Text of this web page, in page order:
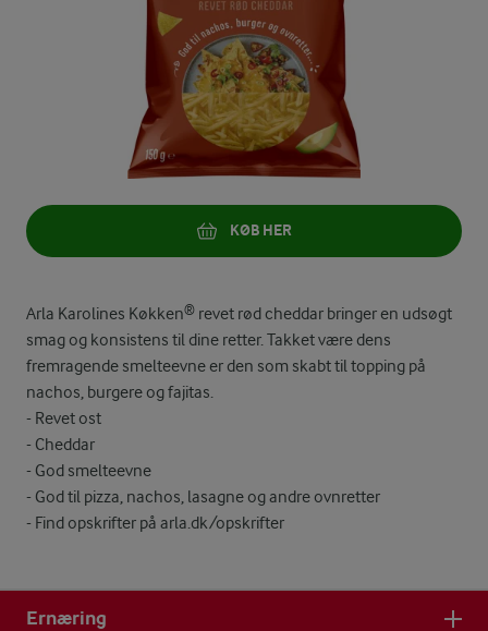
KØB HER
Arla Karolines Køkken® revet rød cheddar bringer en udsøgt
smag og konsistens til dine retter. Takket være dens
fremragende smelteevne er den som skabt til topping på
nachos, burgere og fajitas.
- Revet ost
- Cheddar
- God smelteevne
- God til pizza, nachos, lasagne og andre ovnretter
- Find opskrifter på arla.dk/opskrifter
Ernæring